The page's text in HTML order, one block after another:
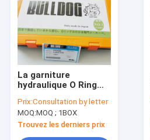
La garniture
hydraulique O Ring
Ring Set Box 91E1-
27300 a adapté
HYUNDAI
Prix:Consultation by letter
MOQ:MOQ ; 1BOX
Trouvez les derniers prix